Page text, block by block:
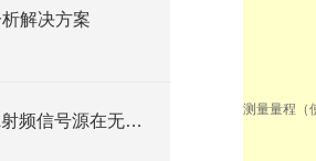
解决方案
R&S SMB100A射频信号源在无线电测量等领域的应用
测量量程（